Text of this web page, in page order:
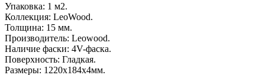
Упаковка: 1 м2.
Коллекция: LeoWood.
Толщина: 15 мм.
Производитель: Leowood.
Наличие фаски: 4V-фаска.
Поверхность: Гладкая.
Размеры: 1220x184x4мм.